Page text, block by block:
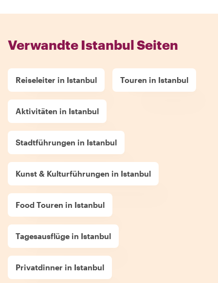
Verwandte Istanbul Seiten
Reiseleiter in Istanbul Touren in Istanbul
Aktivitäten in Istanbul
Stadtführungen in Istanbul
Kunst & Kulturführungen in Istanbul
Food Touren in Istanbul
Tagesausflüge in Istanbul
Privatdinner in Istanbul